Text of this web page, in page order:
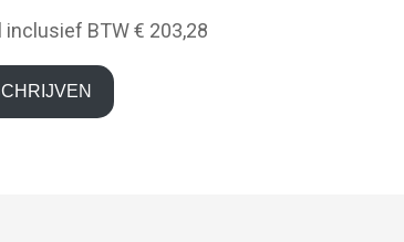
inclusief BTW€ 203,28